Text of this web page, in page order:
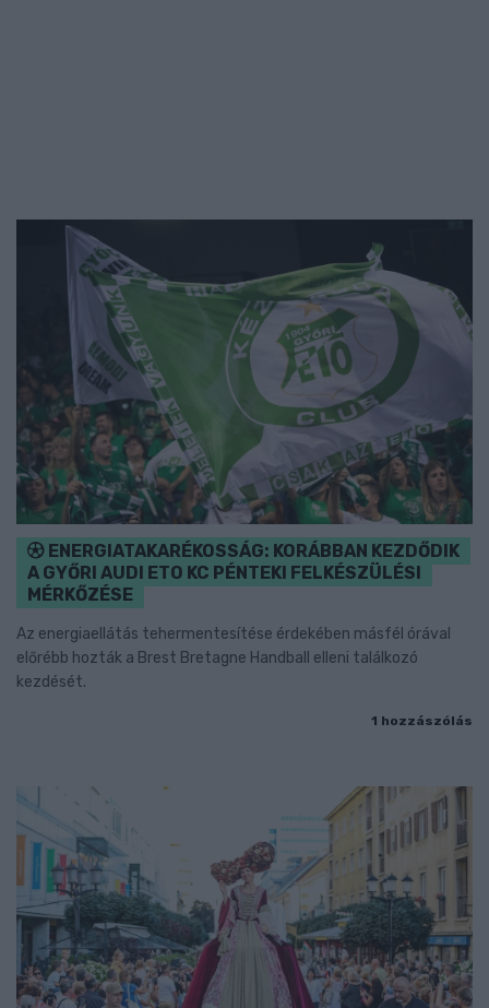
ENERGIATAKARÉKOSSÁG: KORÁBBAN KEZDŐDIK
A GYŐRI AUDI ETO KC PÉNTEKI FELKÉSZÜLÉSI
MÉRKŐZÉSE
Az energiaellátás tehermentesítése érdekében másfél órával
előrébb hozták a Brest Bretagne Handball elleni találkozó
kezdését.
1 hozzászólás